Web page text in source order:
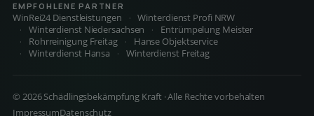
EMPFOHLENE PARTNER
WinRei24 Dienstleistungen
Winterdienst Profi NRW
Winterdienst Niedersachsen
Entrümpelung Meister
Rohrreinigung Freitag
Hanse Objektservice
Winterdienst Hansa
Winterdienst Freitag
© 2026 Schädlingsbekämpfung Kraft · Alle Rechte vorbehalten
ImpressumDatenschutz